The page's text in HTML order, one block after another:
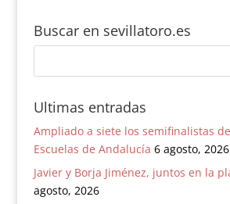
Buscar en sevillatoro.es
Ultimas entradas
Ampliado a siete los semifinalistas
Escuelas de Andalucía 6 agosto, 2026
Javier y Borja Jiménez, juntos en la
agosto, 2026